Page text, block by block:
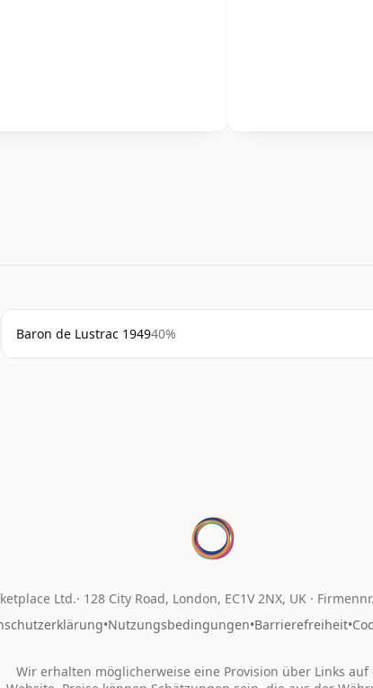
Baron de Lustrac 194940%
Ltd. 128 City Road, London, EC1V 2NX, UK ·
•Nutzungsbedingungen•Barrierefreiheit•
Wir erhalten möglicherweise eine Provision über Links auf